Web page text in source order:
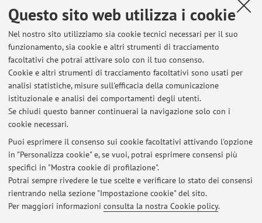
Questo sito web utilizza i cookie
Nel nostro sito utilizziamo sia cookie tecnici necessari per il suo
funzionamento, sia cookie e altri strumenti di tracciamento
facoltativi che potrai attivare solo con il tuo consenso.
Cookie e altri strumenti di tracciamento facoltativi sono usati per
analisi statistiche, misure sull'efficacia della comunicazione
istituzionale e analisi dei comportamenti degli utenti.
Se chiudi questo banner continuerai la navigazione solo con i
cookie necessari.
Puoi esprimere il consenso sui cookie facoltativi attivando l'opzione
in "Personalizza cookie" e, se vuoi, potrai esprimere consensi più
specifici in "Mostra cookie di profilazione".
Potrai sempre rivedere le tue scelte e verificare lo stato dei consensi
rientrando nella sezione "Impostazione cookie" del sito.
Per maggiori informazioni consulta la nostra Cookie policy.
Campus:
Bologna
Corso:
architettura
Periodo delle lezioni: dal 15 settembre 2026 al 17
dicembre 2026
Orario delle lezioni
Ultimi avvisi
Al momento non sono presenti avvisi.